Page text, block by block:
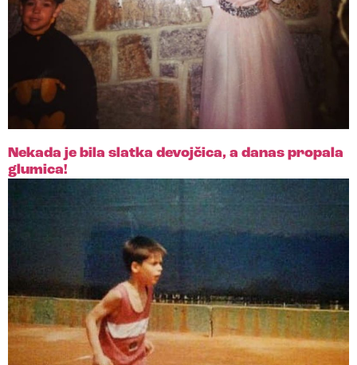
Nekada je bila slatka devojčica, a danas propala
glumica!